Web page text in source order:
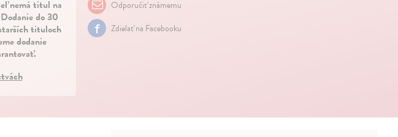
nemá titul na
do 30
tituloch
dodanie
Odporučiť známemu
Zdielať na Facebooku